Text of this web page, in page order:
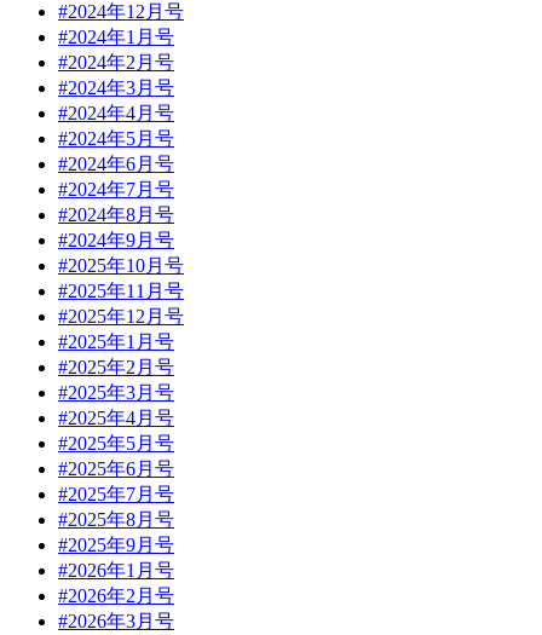
#2024年12月号
#2024年1月号
#2024年2月号
#2024年3月号
#2024年4月号
#2024年5月号
#2024年6月号
#2024年7月号
#2024年8月号
#2024年9月号
#2025年10月号
#2025年11月号
#2025年12月号
#2025年1月号
#2025年2月号
#2025年3月号
#2025年4月号
#2025年5月号
#2025年6月号
#2025年7月号
#2025年8月号
#2025年9月号
#2026年1月号
#2026年2月号
#2026年3月号